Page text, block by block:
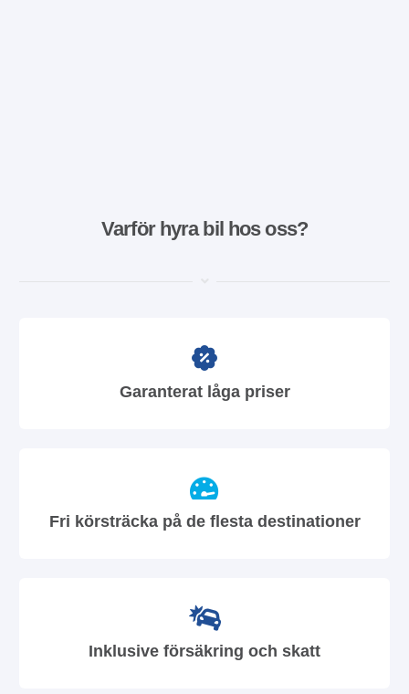
Varför hyra bil hos oss?
Garanterat låga priser
Fri körsträcka på de flesta destinationer
Inklusive försäkring och skatt